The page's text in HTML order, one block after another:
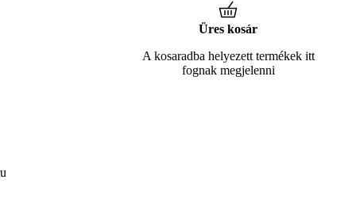
Üres kosár
A kosaradba helyezett termékek itt
fognak megjelenni